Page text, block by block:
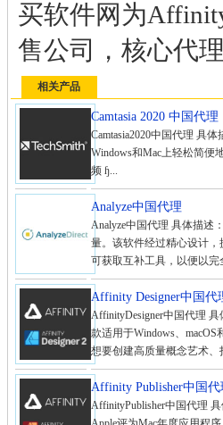
买软件网为
售公司，核心代
相关产品
Camtasia 2020 中国代理
Camtasia2020中国代理 具
Windows和Mac上轻松简
频 ɧ...
Analyze中国代理
Analyze中国代理 具体描述
量。该软件经过精心设计
可获取互补工具，以便以
Affinity Designer中国代
AffinityDesigner中国代理
款适用于Windows、
想要创建高质量概念艺术
Affinity Publisher中国代
AffinityPublisher中国代理